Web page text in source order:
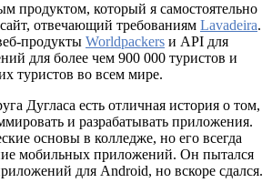
продуктом, который я самостоятельно
отвечающий требованиям Lavadeira.
продукты Worldpackers и API для
для более чем 900 000 туристов и
туристов во всем мире.
Дугласа есть отличная история о том,
и разрабатывать приложения.
основы в колледже, но его всегда
мобильных приложений. Он пытался
для Android, но вскоре сдался.